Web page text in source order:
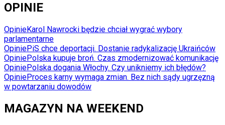
OPINIE
OpinieKarol Nawrocki będzie chciał wygrać wybory
parlamentarne
OpiniePiS chce deportacji. Dostanie radykalizację Ukraińców
OpiniePolska kupuje broń. Czas zmodernizować komunikację
OpiniePolska dogania Włochy. Czy unikniemy ich błędów?
OpinieProces karny wymaga zmian. Bez nich sądy ugrzęzną
w powtarzaniu dowodów
MAGAZYN NA WEEKEND